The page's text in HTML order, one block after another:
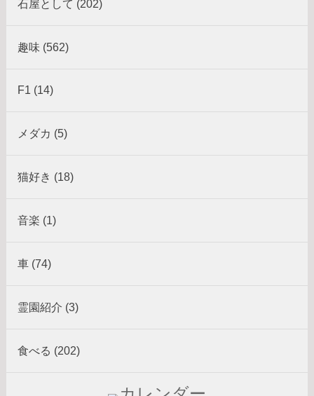
石屋として (202)
趣味 (562)
F1 (14)
メダカ (5)
猫好き (18)
音楽 (1)
車 (74)
霊園紹介 (3)
食べる (202)